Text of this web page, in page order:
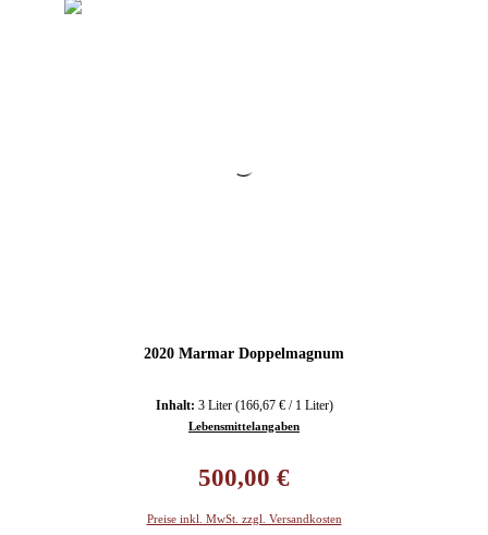
2020 Marmar Doppelmagnum
Inhalt: 3 Liter (166,67 € / 1 Liter)
Lebensmittelangaben
500,00 €
Preise inkl. MwSt. zzgl. Versandkosten